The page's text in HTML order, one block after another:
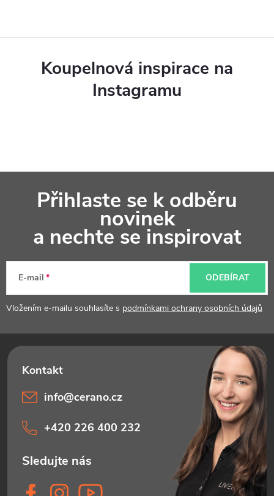
k
s
Koupelnová inspirace na
Instagramu
a
Přihlaste se k odběru
novinek
a nechte se inspirovat
E-mail
Vložením e-mailu souhlasíte s podmínkami ochrany osobních údajů
ODEBÍRAT
info@cerano.cz
+420 226 400 232